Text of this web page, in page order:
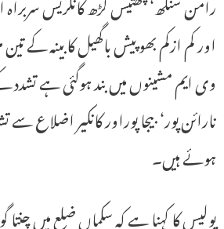
اور کم ازکم بھوپیش باگھیل کابینہ کے
وی ایم مشینوں میں بند ہوگئی ہے
نارائن پور‘ بیجا پوراور کانکیر اضلاع
ہوئے ہیں۔
پولیس کا کہنا ہے کہ سکماں ضلع میں